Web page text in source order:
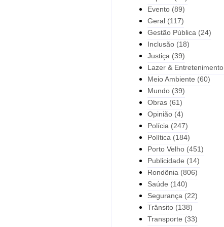
Evento (89)
Geral (117)
Gestão Pública (24)
Inclusão (18)
Justiça (39)
Lazer & Entretenimento
Meio Ambiente (60)
Mundo (39)
Obras (61)
Opinião (4)
Polícia (247)
Política (184)
Porto Velho (451)
Publicidade (14)
Rondônia (806)
Saúde (140)
Segurança (22)
Trânsito (138)
Transporte (33)